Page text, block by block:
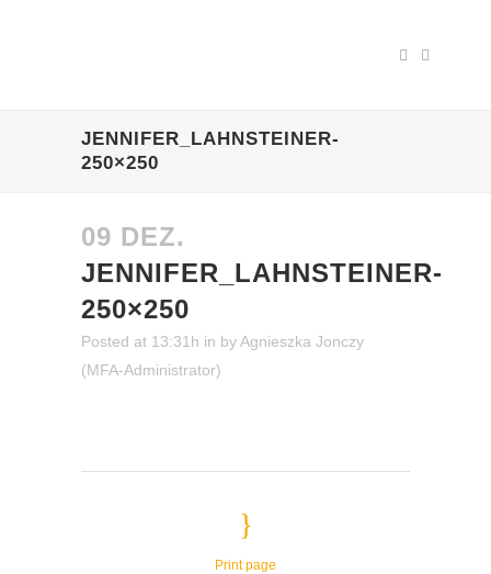
JENNIFER_LAHNSTEINER-
250×250
09 DEZ.
JENNIFER_LAHNSTEINER-
250×250
Posted at 13:31h in byAgnieszka Jonczy
(MFA-Administrator)
Print page